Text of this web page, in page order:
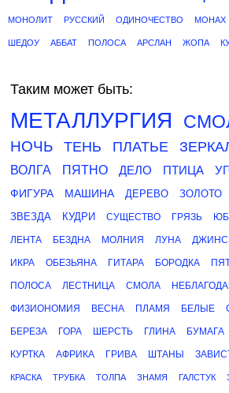
МОНОЛИТ РУССКИЙ ОДИНОЧЕСТВО МОНАХ
ШЕДОУ АББАТ ПОЛОСА АРСЛАН ЖОПА
Таким может быть:
МЕТАЛЛУРГИЯ
НОЧЬ ТЕНЬ ПЛАТЬЕ
ВОЛГА ПЯТНО ДЕЛО ПТИЦА
ФИГУРА МАШИНА ДЕРЕВО ЗОЛОТО
ЗВЕЗДА
КУДРИ СУЩЕСТВО ГРЯЗЬ
ЛЕНТА БЕЗДНА МОЛНИЯ ЛУНА
ИКРА ОБЕЗЬЯНА ГИТАРА БОРОДКА
ПОЛОСА ЛЕСТНИЦА СМОЛА
ФИЗИОНОМИЯ ВЕСНА ПЛАМЯ БЕЛЫЕ
БЕРЕЗА ГОРА ШЕРСТЬ ГЛИНА БУМАГА
КУРТКА АФРИКА ГРИВА ШТАНЫ
КРАСКА ТРУБКА ТОЛПА ЗНАМЯ ГАЛСТУК